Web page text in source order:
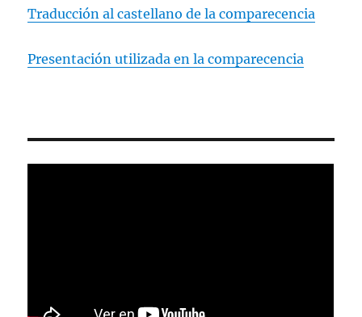
Traducción al castellano de la comparecencia
Presentación utilizada en la comparecencia